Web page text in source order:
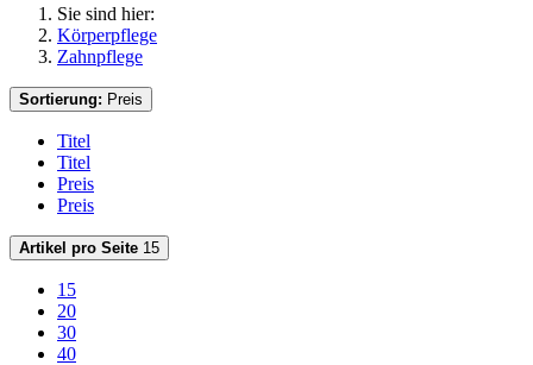
Sie sind hier:
Körperpflege
Zahnpflege
Sortierung: Preis
Titel
Titel
Preis
Preis
Artikel pro Seite 15
15
20
30
40